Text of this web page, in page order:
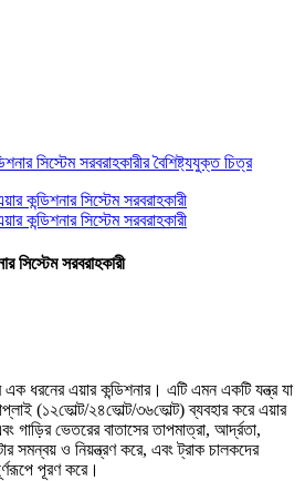
সিস্টেম সরবরাহকারী
এক ধরনের এয়ার কন্ডিশনার। এটি এমন একটি যন্ত্র যা
(১২ভোল্ট/২৪ভোল্ট/৩৬ভোল্ট) ব্যবহার করে এয়ার
গাড়ির ভেতরের বাতাসের তাপমাত্রা, আর্দ্রতা,
সমন্বয় ও নিয়ন্ত্রণ করে, এবং ট্রাক চালকদের
পূরণ করে।